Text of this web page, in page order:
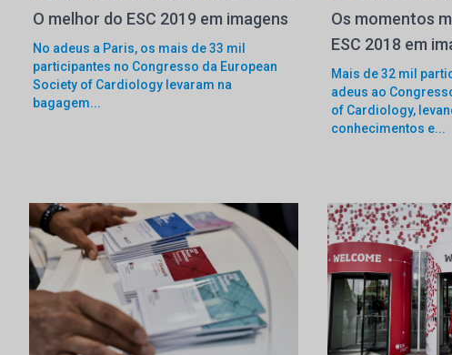
O melhor do ESC 2019 em imagens
No adeus a Paris, os mais de 33 mil
participantes no Congresso da European
Society of Cardiology levaram na
bagagem...
Os momentos
ESC 2018 em
Mais de 32 mil
adeus ao
of Cardiology,
conhecimentos e...